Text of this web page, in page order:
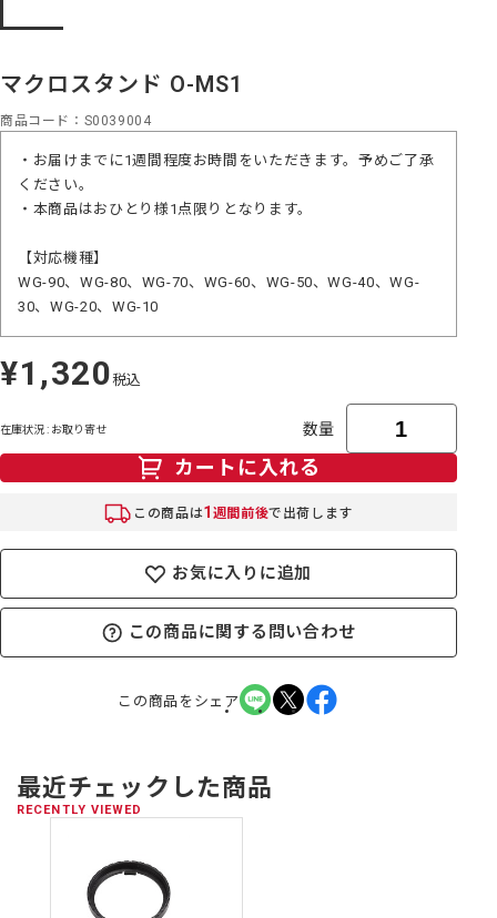
マクロスタンド O-MS1
商品コード S0039004
・お届けまでに1週間程度お時間をいただきます。予めご了承
ください。
・本商品はおひとり様1点限りとなります。
【対応機種】
WG-90、WG-80、WG-70、WG-60、WG-50、WG-40、WG-
30、WG-20、WG-10
定
価
¥1,320税込
在庫状況 : お取り寄せ 数量
カートに入れる
この商品は1 週間前後で出荷します
お気に入りに追加
この商品に関する問い合わせ
この商品をシェア
最近チェックした商品
RECENTLY VIEWED